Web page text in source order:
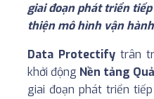
giai đoạn phát triển
thiện mô hình vận
Data Protectify trân
khởi động Nền tảng
giai đoạn phát triển